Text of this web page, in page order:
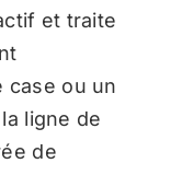
et traite
case ou un
ligne de
de